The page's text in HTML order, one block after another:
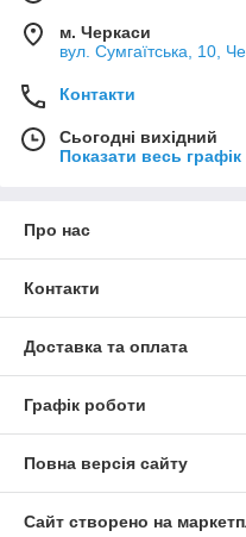
м. Черкаси
вул. Сумгаїтська, 10,
Контакти
Сьогодні вихідний
Показати весь
Про нас
Контакти
Доставка та оплата
Графік роботи
Повна версія сайту
Сайт створено на